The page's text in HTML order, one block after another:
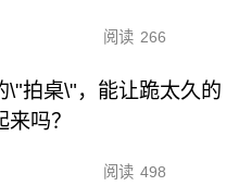
阅读 266
\"拍桌\"，能让跪太久的
吗？
阅读 498